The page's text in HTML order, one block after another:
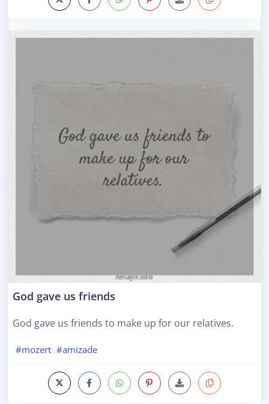
God gave us friends
God gave us friends to make up for our relatives.
#mozert #amizade